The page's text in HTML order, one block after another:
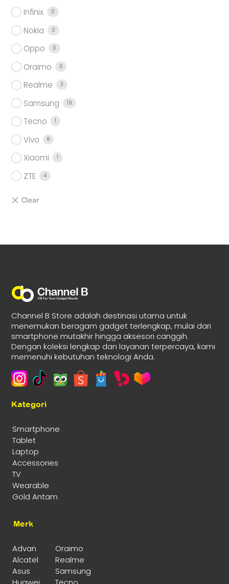
Infinix 0
Nokia 0
Oppo 0
Oraimo 6
Realme 3
Samsung 19
Tecno 1
Vivo 8
Xiaomi 1
ZTE 4
Channel B Store adalah destinasi utama untuk
menemukan beragam gadget terlengkap, mulai dari
smartphone mutakhir hingga aksesori canggih.
Dengan koleksi lengkap dan layanan terpercaya, kami
memenuhi kebutuhan teknologi Anda.
Kategori
Smartphone
Tablet
Laptop
Accessories
TV
Wearable
Gold Antam
Merk
Advan
Oraimo
Alcatel
Realme
Asus
Samsung